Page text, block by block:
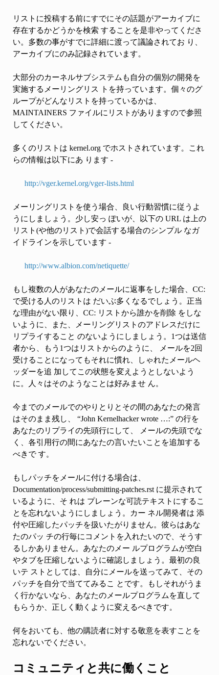
リストに投稿する前にすでにその話題がアーカイブに
存在するかどうかを検索 することを是非やってくださ
い。多数の事がすでに詳細に渡って議論されてお り、
アーカイブにのみ記録されています。
大部分のカーネルサブシステムも自分の個別の開発を
実施するメーリングリス トを持っています。個々のグ
ループがどんなリストを持っているかは、
MAINTAINERS ファイルにリストがありますので参照
してください。
多くのリストは kernel.org でホストされています。これ
らの情報は以下にあ ります -
http://vger.kernel.org/vger-lists.html
メーリングリストを使う場合、良い行動習慣に従うよ
うにしましょう。少し安っ ぽいが、以下の URL は上の
リスト(や他のリスト)で会話する場合のシンプル なガ
イドラインを示しています -
http://www.albion.com/netiquette/
もし複数の人があなたのメールに返事をした場合、CC:
で受ける人のリストは だいぶ多くなるでしょう。正当
な理由がない限り、CC: リストから誰かを削除 をしな
いように、また、メーリングリストのアドレスだけに
リプライすること のないようにしましょう。1つは送信
者から、もう1つはリストからのように、 メールを2回
受けることになってもそれに慣れ、しゃれたメールヘ
ッダーを追 加してこの状態を変えようとしないよう
に。人々はそのようなことは好みませ ん。
今までのメールでのやりとりとその間のあなたの発言
はそのまま残し、 “John Kernelhacker wrote …:” の行を
あなたのリプライの先頭行にして、 メールの先頭でな
く、各引用行の間にあなたの言いたいことを追加する
べきで す。
もしパッチをメールに付ける場合は、
Documentation/process/submitting-patches.rst に提示されて
いるように、そ れは プレーンな可読テキストにするこ
とを忘れないようにしましょう。カー ネル開発者は 添
付や圧縮したパッチを扱いたがりません。彼らはあな
たのパッ チの行毎にコメントを入れたいので、そうす
るしかありません。あなたのメー ルプログラムが空白
やタブを圧縮しないように確認しましょう。最初の良
いテ ストとしては、自分にメールを送ってみて、その
パッチを自分で当ててみるこ とです。もしそれがうま
く行かないなら、あなたのメールプログラムを直して
もらうか、正しく動くように変えるべきです。
何をおいても、他の購読者に対する敬意を表すことを
忘れないでください。
コミュニティと共に働くこと